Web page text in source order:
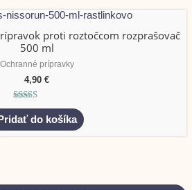
proti roztočcom rozprašovač
500 ml
Ochranné prípravky
4,90 €
Hodnotenie
5.00
z 5
Pridať do košíka